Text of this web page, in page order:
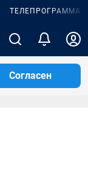
ТЕЛЕПРОГРАММА
Согласен